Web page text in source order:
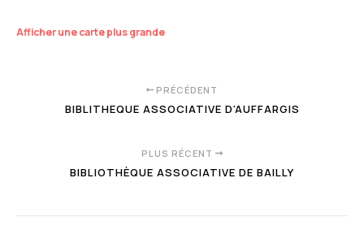
Afficher une carte plus grande
PRÉCÉDENT
BIBLITHEQUE ASSOCIATIVE D'AUFFARGIS
PLUS RÉCENT
BIBLIOTHÈQUE ASSOCIATIVE DE BAILLY